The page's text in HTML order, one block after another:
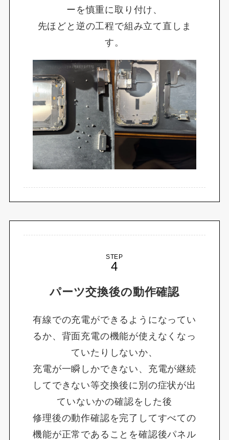
ーを慎重に取り付け、
先ほどと逆の工程で組み立て直しま
す。
STEP
パーツ交換後の動作確認
有線での充電ができるようになってい
るか、背面充電の機能が使えなくなっ
ていたりしないか、
充電が一瞬しかできない、充電が継続
してできない等交換後に別の症状が出
ていないかの確認をした後
修理後の動作確認を完了してすべての
機能が正常であることを確認後パネル